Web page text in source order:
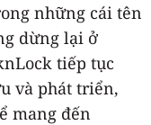
những cái tên
dừng lại ở
tiếp tục
và phát triển,
mang đến